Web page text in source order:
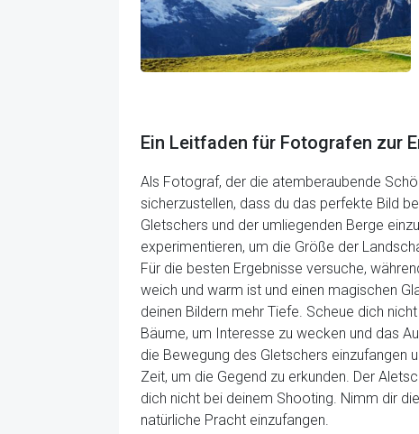
Ein Leitfaden für Fotografen zur
Als Fotograf, der die atemberaubende
sicherzustellen, dass du das perfekte Bild
Gletschers und der umliegenden Berge
experimentieren, um die Größe der
Für die besten Ergebnisse versuche,
weich und warm ist und einen magischen
deinen Bildern mehr Tiefe. Scheue dich
Bäume, um Interesse zu wecken und das
die Bewegung des Gletschers einzufangen
Zeit, um die Gegend zu erkunden. Der
dich nicht bei deinem Shooting. Nimm dir
natürliche Pracht einzufangen.